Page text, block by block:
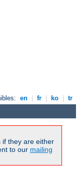
en fr ko tr
if they are either
to our mailing